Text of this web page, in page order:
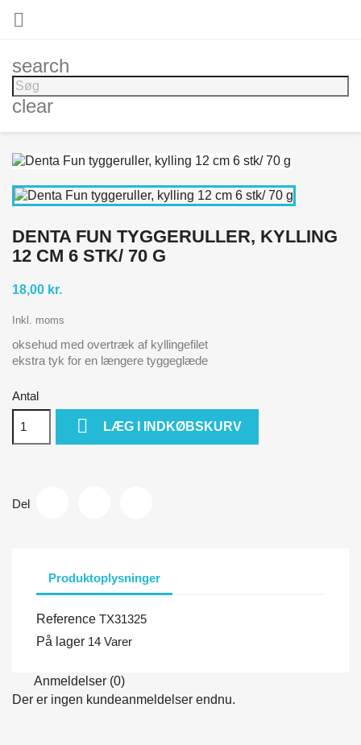

search
clear
DENTA FUN TYGGERULLER, KYLLING
12 CM 6 STK/ 70 G
18,00 kr.
Inkl. moms
oksehud med overtræk af kyllingefilet
ekstra tyk for en længere tyggeglæde
Antal
 LÆG I INDKØBSKURV
Del
Produktoplysninger
Reference TX31325
På lager 14 Varer
Anmeldelser (0)
Der er ingen kundeanmeldelser endnu.